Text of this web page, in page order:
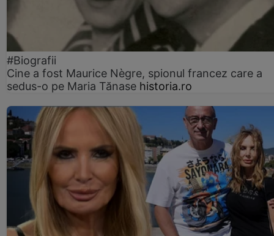
#Biografii
Cine a fost Maurice Nègre, spionul francez care a
sedus-o pe Maria Tănase historia.ro